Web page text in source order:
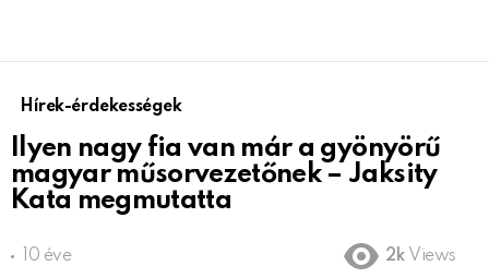
Hírek-érdekességek
Ilyen nagy fia van már a gyönyörű
magyar műsorvezetőnek – Jaksity
Kata megmutatta
10 éve 2k Views